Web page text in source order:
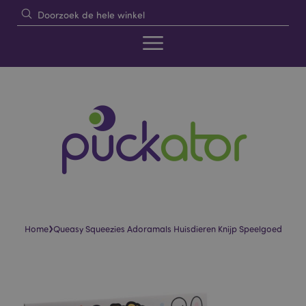
Home›Queasy Squeezies Adoramals Huisdieren Knijp Speelgoed